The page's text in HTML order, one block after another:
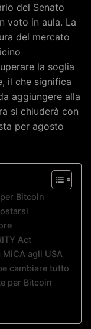
del Senato
voto in aula. La
del mercato
la soglia
il che significa
aggiungere alla
si chiuderà con
per agosto
Bitcoin
Act
agli USA
cambiare tutto
per Bitcoin